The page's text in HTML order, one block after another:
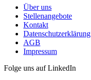
Über uns
Stellenangebote
Kontakt
Datenschutzerklärung
AGB
Impressum
Folge uns auf LinkedIn